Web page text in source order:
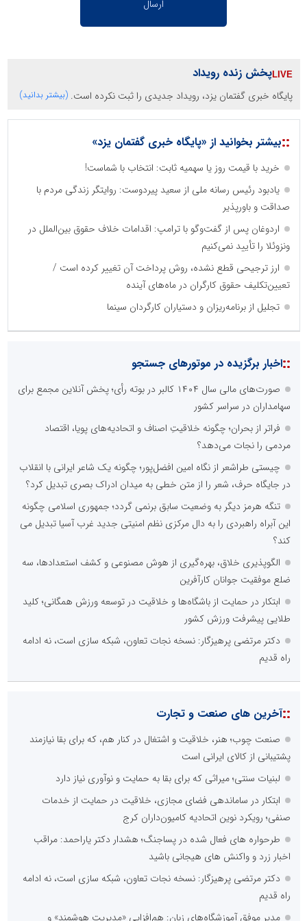
پخش زنده رویداد
پایگاه خبری گفتمان یزد، رویداد جدیدی را ثبت نکرده است. (بیشتر بدانید)
::بیشتر بخوانید از «پایگاه خبری گفتمان یزد»
خرید با قیمت روز یا سهمیه ثابت: انتخاب با شماست!
یادبود رئیس رسانه ملی از سعید پیردوست: روایتگر زندگی مردم با
صداقت و باورپذیر
اردوغان پس از گفت‌وگو با ترامپ: اقدامات خلاف حقوق بین‌الملل در
ونزوئلا را تأیید نمی‌کنیم
ارز ترجیحی قطع نشده، روش پرداخت آن تغییر کرده است /
تعیین‌تکلیف حقوق کارگران در ماه‌های آینده
تجلیل از برنامه‌ریزان و دستیاران کارگردان سینما
::اخبار برگزیده در موتورهای جستجو
صورت‌های مالی سال ۱۴۰۴ کالبر در بوته رأی؛ پخش آنلاین مجمع برای
سهامداران در سراسر کشور
فراتر از بحران؛ چگونه خلاقیتِ اصناف و اتحادیه‌های پویا، اقتصاد
مردمی را نجات می‌دهد؟
چیستی طراشعر از نگاه امین افضل‌پور؛ چگونه یک شاعر ایرانی با انقلاب
در جایگاه حرف، شعر را از متن خطی به میدان ادراک بصری تبدیل کرد؟
تنگه هرمز دیگر به وضعیت سابق برنمی گردد؛ جمهوری اسلامی چگونه
این آبراه راهبردی را به دال مرکزی نظم امنیتی جدید غرب آسیا تبدیل می
کند؟
الگوپذیری خلاق، بهره‌گیری از هوش مصنوعی و کشف استعدادها، سه
ضلع موفقیت جوانان کارآفرین
ابتکار در حمایت از باشگاه‌ها و خلاقیت در توسعه ورزش همگانی؛ کلید
طلایی پیشرفت ورزش کشور
دکتر مرتضی پرهیزگار: نسخه نجات تعاون، شبکه سازی است، نه ادامه
راه قدیم
::آخرین های صنعت و تجارت
صنعت چوب؛ هنر، خلاقیت و اشتغال در کنار هم، که برای بقا نیازمند
پشتیبانی از کالای ایرانی است
لبنیات سنتی؛ میراثی که برای بقا به حمایت و نوآوری نیاز دارد
ابتکار در ساماندهی فضای مجازی، خلاقیت در حمایت از خدمات
صنفی؛ رویکرد نوین اتحادیه کامیون‌داران کرج
طرحواره های فعال شده در پساجنگ؛ هشدار دکتر یاراحمد: مراقب
اخبار زرد و واکنش های هیجانی باشید
دکتر مرتضی پرهیزگار: نسخه نجات تعاون، شبکه سازی است، نه ادامه
راه قدیم
مدیر موفق آموزشگاه‌های زبان: هم‌افزایی «مدیریت هوشمند» و